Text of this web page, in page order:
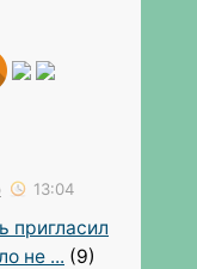
13:04
пригласил
не ... (9)